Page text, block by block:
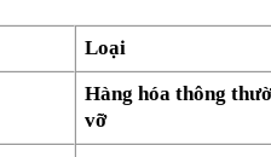
Loại
Hàng hóa thông
vỡ